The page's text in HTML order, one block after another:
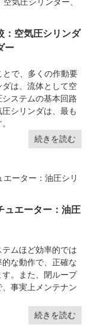
：空気圧シリンダ
ー
で、多くの作動要
は、流体として空
ステムの基本回路
シリンダは、最も
続きを読む
ュエーター：油圧
ムほど効率的では
な動作で、正確な
。また、閉ループ
事実上メンテナン
続きを読む